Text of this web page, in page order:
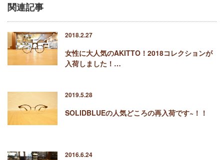
関連記事
2018.2.27
女性に大人気のAKITTO！2018コレクションが
入荷しました！…
2019.5.28
SOLIDBLUEの人気どころの再入荷です~！！
2016.6.24